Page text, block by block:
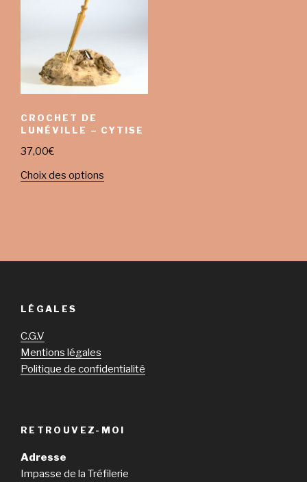
CROCHET DE
LUNÉVILLE – CYTISE
37,00€
Choix des options
LÉGALES
C.G.V
Mentions légales
Politique de confidentialité
RETROUVEZ-MOI
Adresse
Impasse de la Tréfilerie